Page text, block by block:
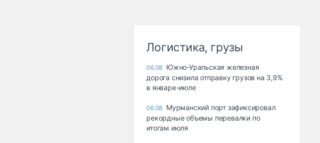
Логистика, грузы
06.08 Южно-Уральская железная
дорога снизила отправку грузов на 3,9%
в январе-июле
06.08 Мурманский порт зафиксировал
рекордные объемы перевалки по
итогам июля